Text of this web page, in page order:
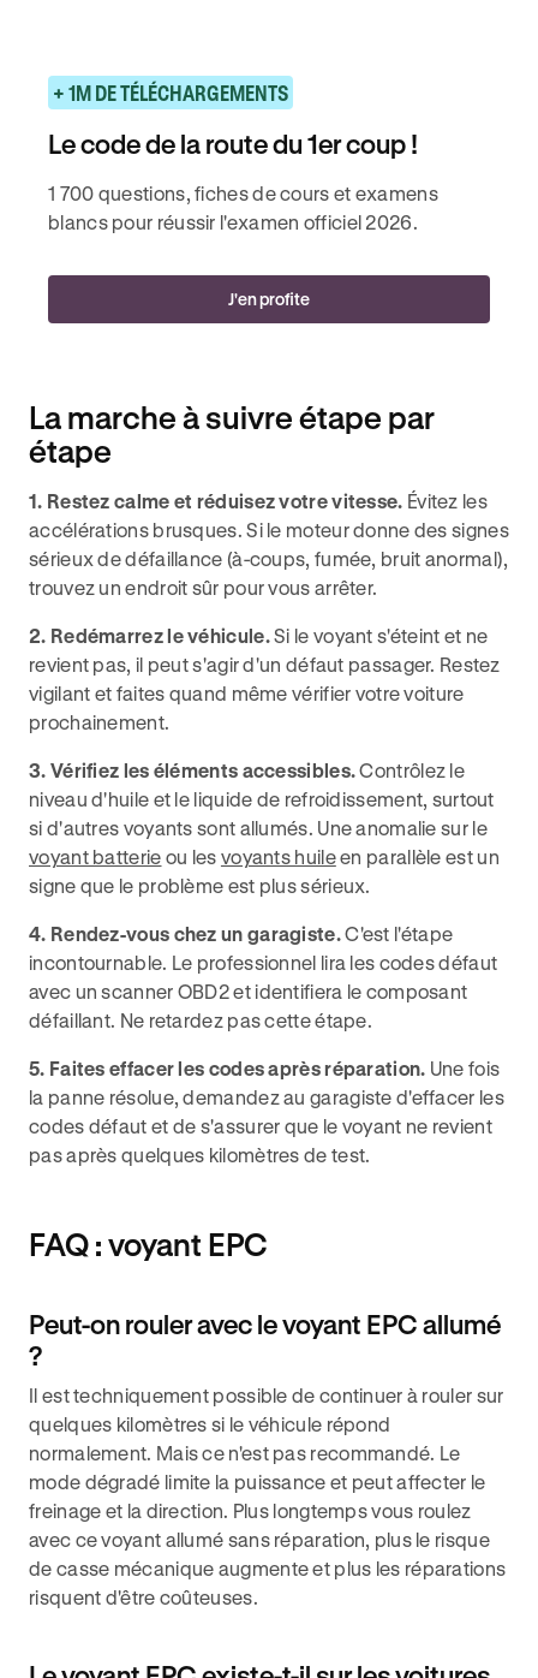
+ 1M DE TÉLÉCHARGEMENTS
Le code de la route du 1er coup !
1 700 questions, fiches de cours et examens
blancs pour réussir l'examen officiel 2026.
J'en profite
La marche à suivre étape par
étape
1. Restez calme et réduisez votre vitesse. Évitez les
accélérations brusques. Si le moteur donne des signes
sérieux de défaillance (à-coups, fumée, bruit anormal),
trouvez un endroit sûr pour vous arrêter.
2. Redémarrez le véhicule.Si le voyant s'éteint et ne
revient pas, il peut s'agir d'un défaut passager. Restez
vigilant et faites quand même vérifier votre voiture
prochainement.
3. Vérifiez les éléments accessibles.Contrôlez le
niveau d'huile et le liquide de refroidissement, surtout
si d'autres voyants sont allumés. Une anomalie sur le
voyant batterie ou les voyants huileen parallèle est un
signe que le problème est plus sérieux.
4. Rendez-vous chez un garagiste.C'est l'étape
incontournable. Le professionnel lira les codes défaut
avec un scanner OBD2 et identifiera le composant
défaillant. Ne retardez pas cette étape.
5. Faites effacer les codes après réparation. Une fois
la panne résolue, demandez au garagiste d'effacer les
codes défaut et de s'assurer que le voyant ne revient
pas après quelques kilomètres de test.
FAQ : voyant EPC
Peut-on rouler avec le voyant EPC allumé
?
Il est techniquement possible de continuer à rouler sur
quelques kilomètres si le véhicule répond
normalement. Mais ce n'est pas recommandé. Le
mode dégradé limite la puissance et peut affecter le
freinage et la direction. Plus longtemps vous roulez
avec ce voyant allumé sans réparation, plus le risque
de casse mécanique augmente et plus les réparations
risquent d'être coûteuses.